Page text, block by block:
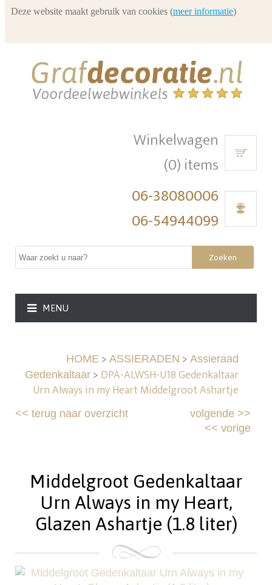
Winkelwagen
(0) items
06-38080006
06-54944099
Zoeken
MENU
HOME> ASSIERADEN > Assieraad
Gedenkaltaar> DPA-ALWSH-U18 Gedenkaltaar
Urn Always in my Heart Middelgroot Ashartje
<<terug naar overzicht volgende>>
<< vorige
Middelgroot Gedenkaltaar
Urn Always in my Heart,
Glazen Ashartje (1.8 liter)
Deze website maakt gebruik van cookies (meer informatie)